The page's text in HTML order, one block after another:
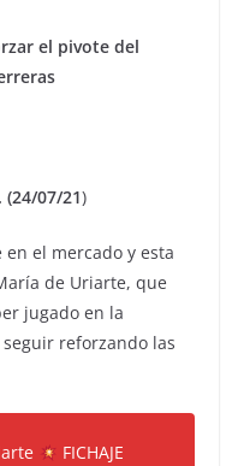
el pivote del
(24/07/21)
el mercado y esta
de Uriarte, que
jugado en la
reforzando las
FICHAJE